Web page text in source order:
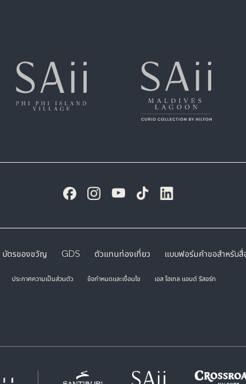
บัตรของขวัญ GDS ตัวแทนท่องเที่ยว แบบฟอร์มคำขอสำหรับสื่
ประกาศความเป็นส่วนตัว ข้อกำหนดและเงื่อนไข เอส โฮเทล แอนด์ รีสอร์ท